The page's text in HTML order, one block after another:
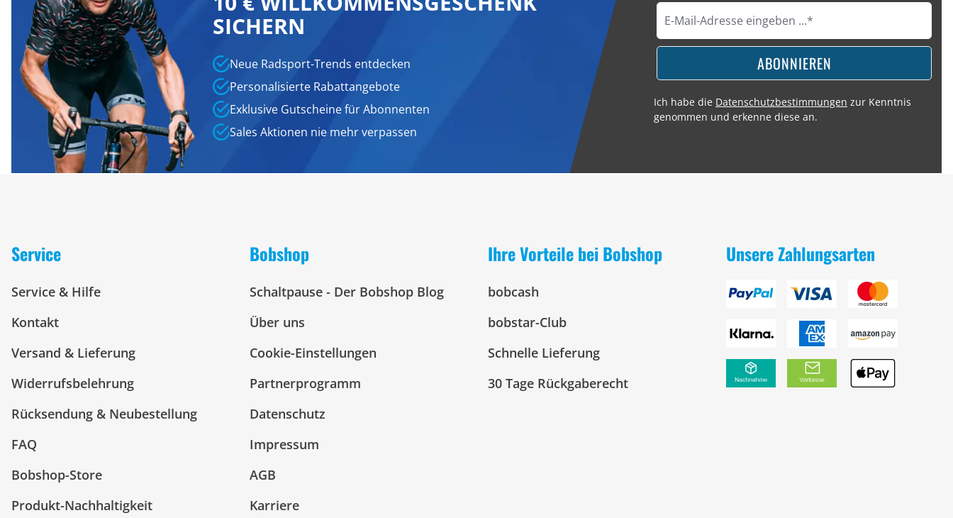
SICHERN
Neue Radsport-Trends entdecken
Personalisierte Rabattangebote
Exklusive Gutscheine für Abonnenten
Sales Aktionen nie mehr verpassen
ABONNIEREN
Ich habe die Datenschutzbestimmungen zur Kenntnis
genommen und erkenne diese an.
Service
Service & Hilfe
Kontakt
Versand & Lieferung
Widerrufsbelehrung
Rücksendung & Neubestellung
FAQ
Bobshop-Store
Produkt-Nachhaltigkeit
Bobshop
Schaltpause - Der Bobshop Blog
Über uns
Cookie-Einstellungen
Partnerprogramm
Datenschutz
Impressum
AGB
Karriere
Ihre Vorteile bei Bobshop
bobcash
bobstar-Club
Schnelle Lieferung
30 Tage Rückgaberecht
Unsere Zahlungsarten